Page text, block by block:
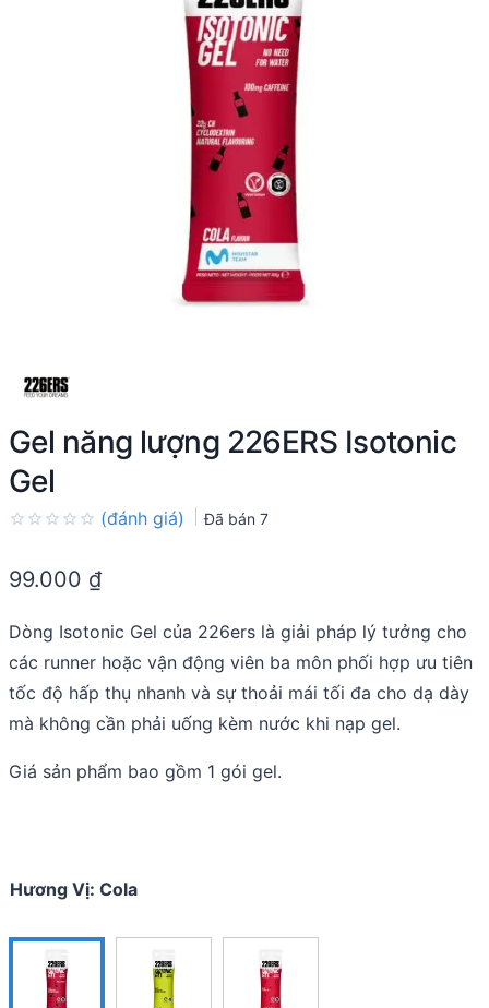
Gel năng lượng 226ERS Isotonic
Gel
out
(đánh giá) Đã bán 7
99.000 ₫
Dòng Isotonic Gel của 226ers là giải pháp lý tưởng cho
các runner hoặc vận động viên ba môn phối hợp ưu tiên
tốc độ hấp thụ nhanh và sự thoải mái tối đa cho dạ dày
mà không cần phải uống kèm nước khi nạp gel.
Giá sản phẩm bao gồm 1 gói gel.
Hương Vị: Cola